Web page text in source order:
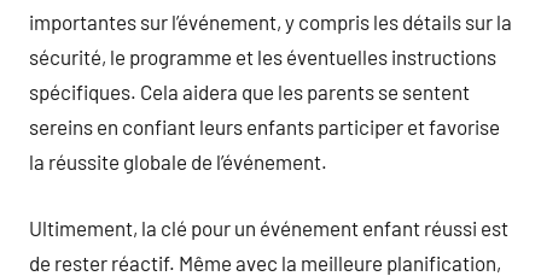
importantes sur l’événement, y compris les détails sur la
sécurité, le programme et les éventuelles instructions
spécifiques. Cela aidera que les parents se sentent
sereins en confiant leurs enfants participer et favorise
la réussite globale de l’événement.
Ultimement, la clé pour un événement enfant réussi est
de rester réactif. Même avec la meilleure planification,